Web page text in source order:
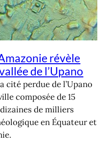
révèle
de l’Upano
cité perdue de l’Upano
composée de 15
de milliers
en Équateur et